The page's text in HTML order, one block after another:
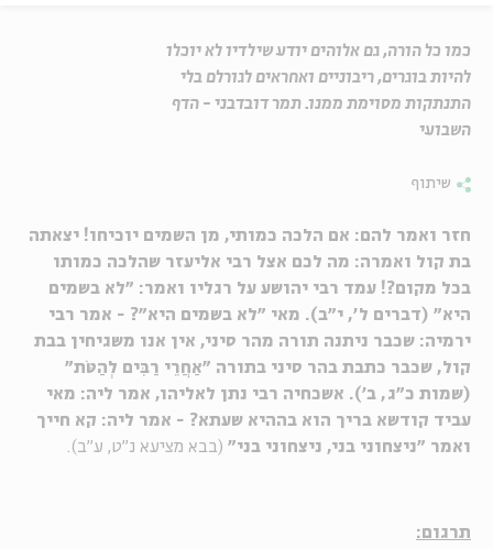
כמו כל הורה, גם אלוהים יודע שילדיו לא יוכלו
להיות בוגרים, ריבוניים ואחראים לגורלם בלי
התנתקות מסוימת ממנו. תמר דובדבני - הדף
השבועי
שיתוף
חזר ואמר להם: אם הלכה כמותי, מן השמים יוכיחו! יצאתה
בת קול ואמרה: מה לכם אצל רבי אליעזר שהלכה כמותו
בכל מקום?! עמד רבי יהושע על רגליו ואמר: "לא בשמים
היא" (דברים ל', י"ב). מאי "לא בשמים היא"? - אמר רבי
ירמיה: שכבר ניתנה תורה מהר סיני, אין אנו משגיחין בבת
קול, שכבר כתבת בהר סיני בתורה "אַחֲרֵי רַבִּים לְהַטֹּת"
(שמות כ"ג, ב'). אשכחיה רבי נתן לאליהו, אמר ליה: מאי
עביד קודשא בריך הוא בההיא שעתא? - אמר ליה: קא חייך
ואמר "ניצחוני בני, ניצחוני בני" (בבא מציעא נ"ט, ע"ב).
תרגום: